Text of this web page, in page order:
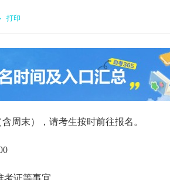
打印
周末），请考生按时前往报名。
证等事宜。